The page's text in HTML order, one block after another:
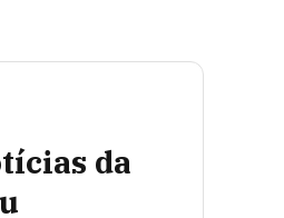
da